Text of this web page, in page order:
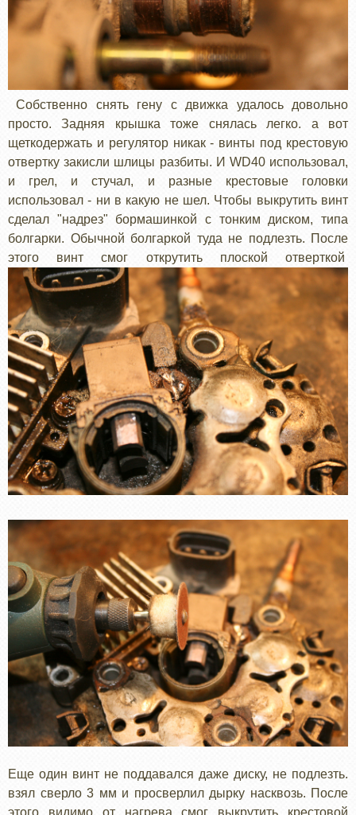
Собственно снять гену с движка удалось довольно
просто. Задняя крышка тоже снялась легко. а вот
щеткодержать и регулятор никак - винты под крестовую
отвертку закисли шлицы разбиты. И WD40 использовал,
и грел, и стучал, и разные крестовые головки
использовал - ни в какую не шел. Чтобы выкрутить винт
сделал "надрез" бормашинкой с тонким диском, типа
болгарки. Обычной болгаркой туда не подлезть. После
этого винт смог открутить плоской отверткой
Еще один винт не поддавался даже диску, не подлезть.
взял сверло 3 мм и просверлил дырку насквозь. После
этого видимо от нагрева смог выкрутить крестовой